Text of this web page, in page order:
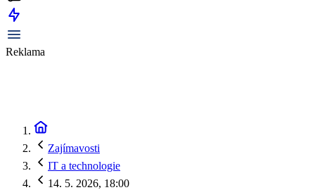
Reklama
Zajímavosti
IT a technologie
14. 5. 2026, 18:00